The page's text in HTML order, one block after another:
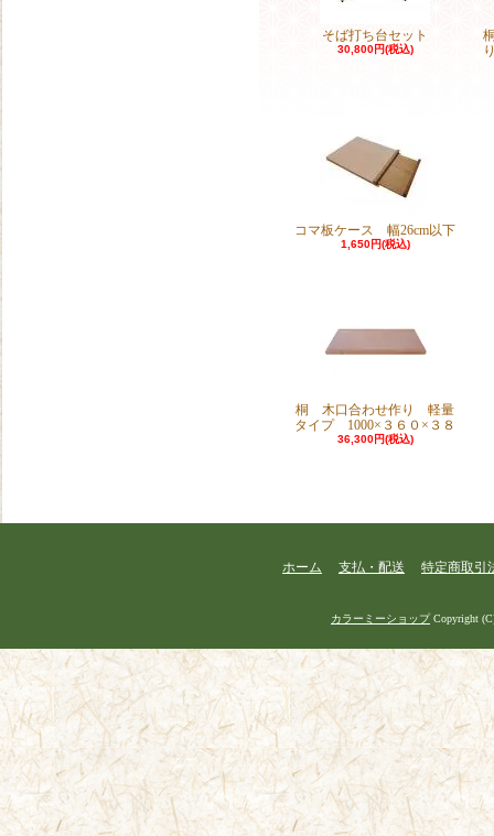
そば打ち台セット
30,800円(税込)
コマ板ケース 幅26cm以下
1,650円(税込)
桐 木口合わせ作り 軽量
タイプ 1000×３６０×３８
36,300円(税込)
ホーム 支払・配送 特定商取引
カラーミーショップCopyright